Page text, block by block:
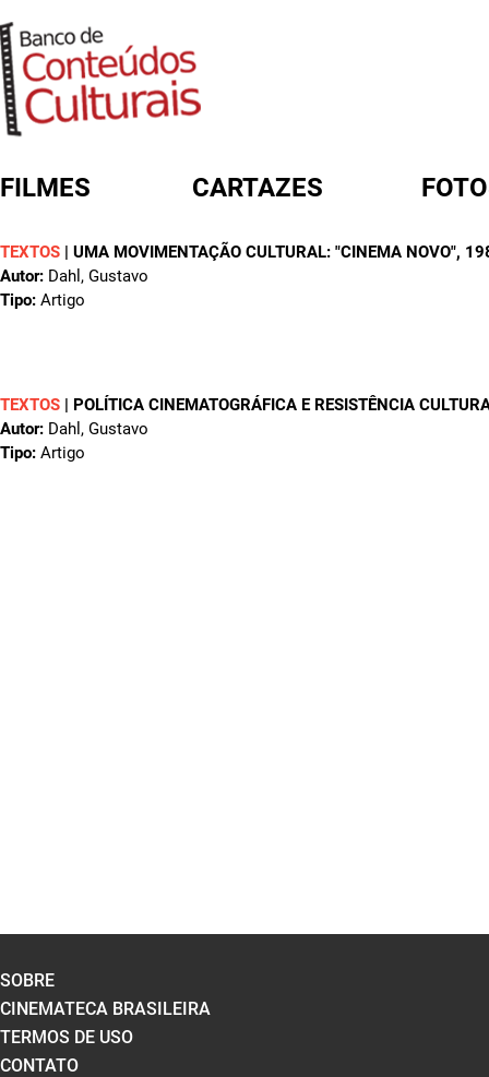
FILMES CARTAZES
TEXTOS | UMA MOVIMENTAÇÃO CULTURAL: "CINEMA NOVO",
Autor: Dahl, Gustavo
Tipo: Artigo
TEXTOS | POLÍTICA CINEMATOGRÁFICA E RESISTÊNCIA
Autor: Dahl, Gustavo
Tipo: Artigo
FORMULÁRIO DE BUSCA
SOBRE
CINEMATECA BRASILEIRA
TERMOS DE USO
CONTATO